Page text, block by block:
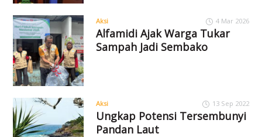
Aksi 4 Mar 2026
Alfamidi Ajak Warga Tukar
Sampah Jadi Sembako
Aksi 13 Sep 2022
Ungkap Potensi Tersembunyi
Pandan Laut